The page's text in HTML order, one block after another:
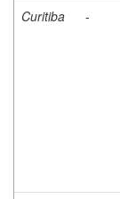
Curitiba
-